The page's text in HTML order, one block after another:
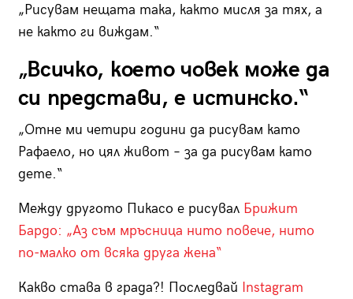
„Рисувам нещата така, както мисля за тях, а
не както ги виждам.“
„Всичко, което човек може да
си представи, е истинско.“
„Отне ми четири години да рисувам като
Рафаело, но цял живот – за да рисувам като
дете.“
Между другото Пикасо е рисувал Брижит
Бардо: „Аз съм мръсница нито повече, нито
по-малко от всяка друга жена“
Какво става в града?! Последвай Instagram